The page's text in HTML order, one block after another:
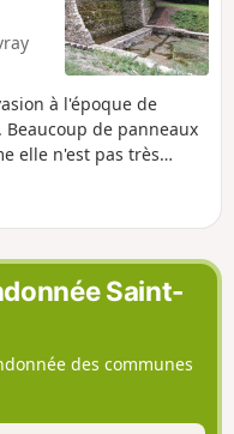
à l'époque de
Beaucoup de panneaux
elle n'est pas très
celtique", sur le
Saint-
des communes